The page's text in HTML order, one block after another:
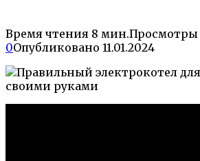
Время чтения 8 мин.Просмотры
0Опубликовано 11.01.2024